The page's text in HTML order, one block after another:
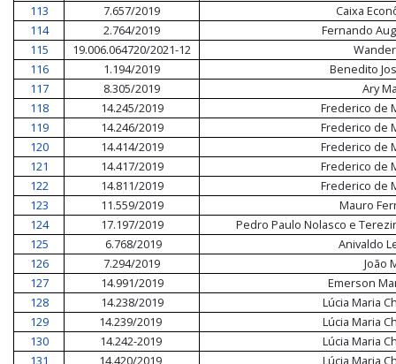
113
7.657/2019
Caixa
114
2.764/2019
Fernando
115
19.006.064720/2021-12
116
1.194/2019
Benedito
117
8.305/2019
Ary
118
14.245/2019
Frederico de
119
14.246/2019
Frederico de
120
14.414/2019
Frederico de
121
14.417/2019
Frederico de
122
14.811/2019
Frederico de
123
11.559/2019
Mauro
124
17.197/2019
Pedro Paulo Nolasco e
125
6.768/2019
Anivaldo
126
7.294/2019
João
127
14.991/2019
Emerson
128
14.238/2019
Lúcia Maria
129
14.239/2019
Lúcia Maria
130
14.242-2019
Lúcia Maria
131
14.420/2019
Lúcia Maria